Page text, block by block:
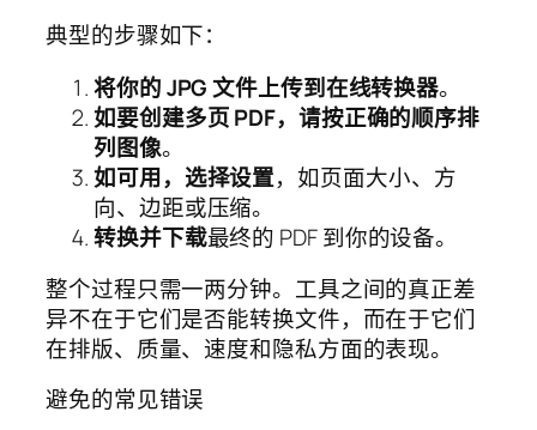
典型的步骤如下：
将你的 JPG 文件上传到在线转换器。
如要创建多页 PDF，请按正确的顺序排
列图像。
如可用，选择设置，如页面大小、方
向、边距或压缩。
转换并下载最终的 PDF 到你的设备。
整个过程只需一两分钟。工具之间的真正差
异不在于它们是否能转换文件，而在于它们
在排版、质量、速度和隐私方面的表现。
避免的常见错误